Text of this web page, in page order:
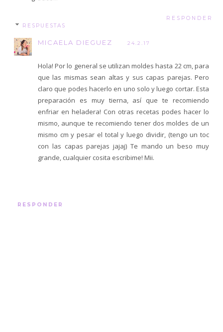
RESPONDER
RESPUESTAS
MICAELA DIEGUEZ 24.2.17
Hola! Por lo general se utilizan moldes hasta 22 cm, para
que las mismas sean altas y sus capas parejas. Pero
claro que podes hacerlo en uno solo y luego cortar. Esta
preparación es muy tierna, así que te recomiendo
enfriar en heladera! Con otras recetas podes hacer lo
mismo, aunque te recomiendo tener dos moldes de un
mismo cm y pesar el total y luego dividir, (tengo un toc
con las capas parejas jajaj) Te mando un beso muy
grande, cualquier cosita escribime! Mii.
RESPONDER